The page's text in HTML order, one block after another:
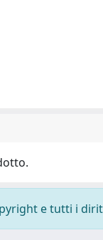
e tutti i